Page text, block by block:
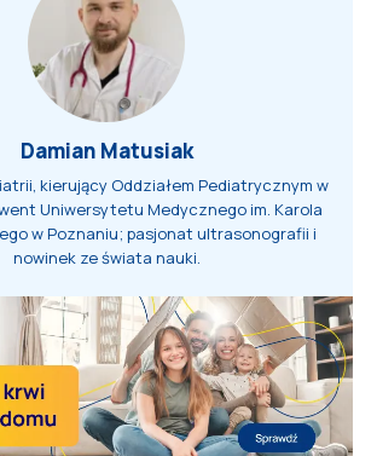
Damian Matusiak
kierujący Oddziałem Pediatrycznym w
Uniwersytetu Medycznego im. Karola
w Poznaniu; pasjonat ultrasonografii i
nowinek ze świata nauki.